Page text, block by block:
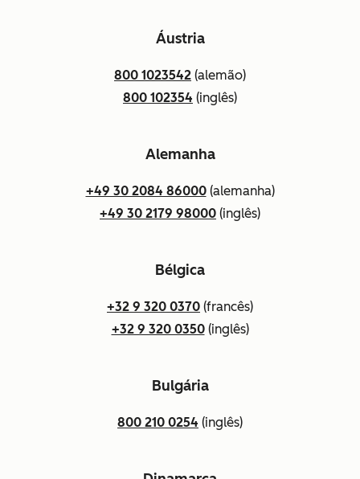
Áustria
800 1023542 (alemão)
800 102354 (inglês)
Alemanha
+49 30 2084 86000(alemanha)
+49 30 2179 98000 (inglês)
Bélgica
+32 9 320 0370 (francês)
+32 9 320 0350(inglês)
Bulgária
800 210 0254 (inglês)